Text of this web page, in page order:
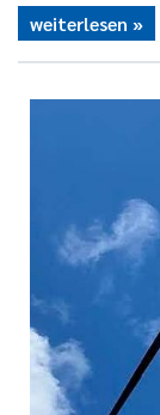
weiterlesen